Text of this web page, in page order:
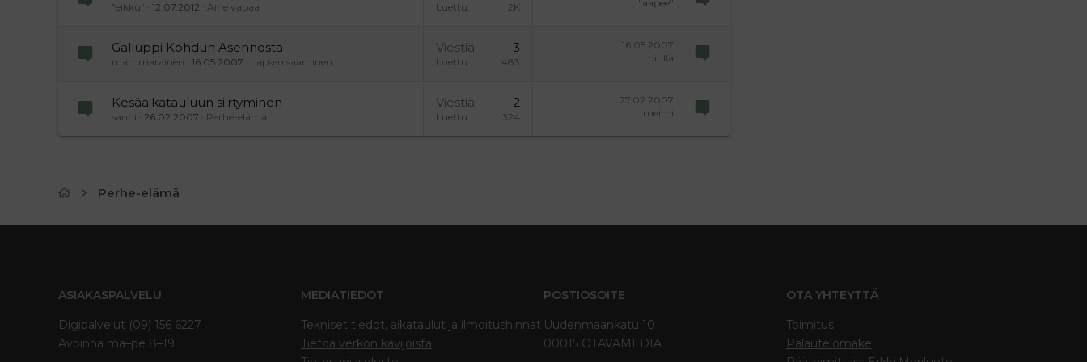
"eikku" 12.07.2012 Aihe vapaa Luettu 2K
"aapee"
Galluppi Kohdun Asennosta
mammarainen 16.05.2007 Lapsen saaminen
Viestiä 3
Luettu 483
16.05.2007
miulla
Kesäaikatauluun siirtyminen
sanni 26.02.2007 Perhe-elämä
Viestiä 2
Luettu 324
27.02.2007
meimi
Perhe-elämä
ASIAKASPALVELU
Digipalvelut (09) 156 6227
Avoinna ma–pe 8–19
MEDIATIEDOT
Tekniset tiedot, aikataulut ja ilmoitushinnat
Tietoa verkon kävijöistä
POSTIOSOITE
Uudenmaankatu 10
00015 OTAVAMEDIA
OTA YHTEYTTÄ
Toimitus
Palautelomake